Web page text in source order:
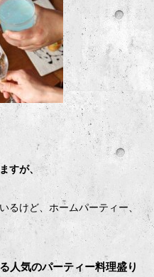
すが、
るけど、ホームパーティー、
人気のパーティー料理盛り